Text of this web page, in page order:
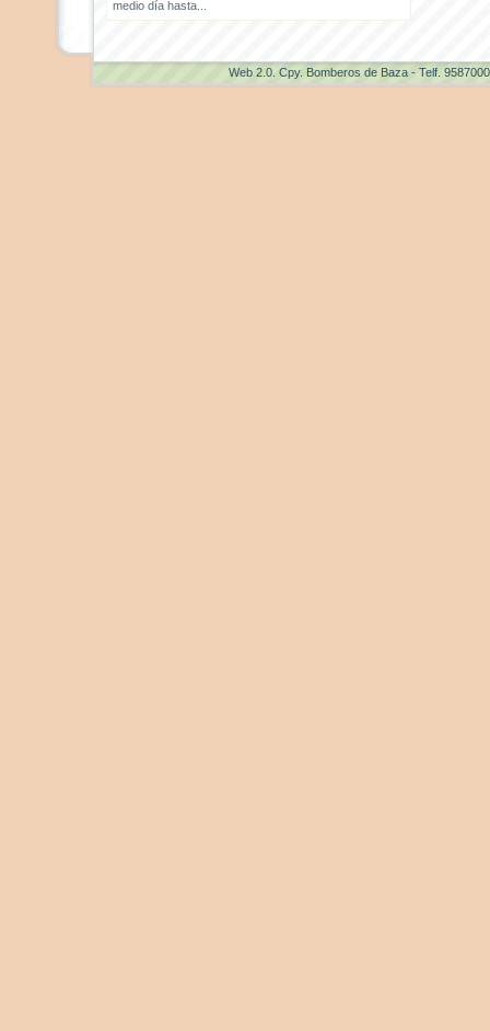
medio día hasta...
Web 2.0 . Cpy. Bomberos de Baza - Telf.